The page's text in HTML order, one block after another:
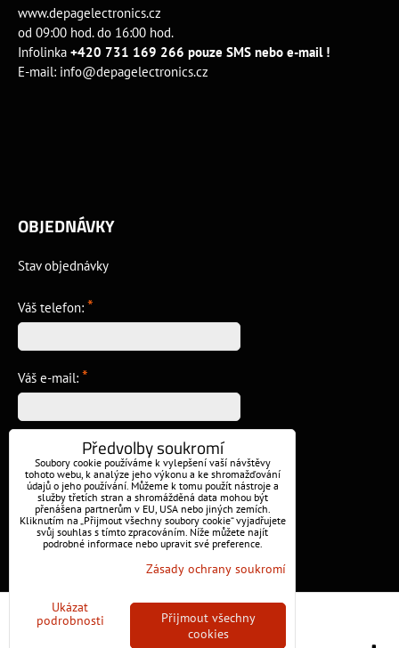
www.depagelectronics.cz
od 09:00 hod. do 16:00 hod.
Infolinka +420 731 169 266 pouze SMS nebo e-mail !
E-mail: info@depagelectronics.cz
OBJEDNÁVKY
Stav objednávky
Váš telefon: *
Váš e-mail: *
Předvolby soukromí Zásady ochrany soukromí
Předvolby soukromí
Soubory cookie používáme k vylepšení vaší návštěvy
tohoto webu, k analýze jeho výkonu a ke shromažďování
údajů o jeho používání. Můžeme k tomu použít nástroje a
služby třetích stran a shromážděná data mohou být
přenášena partnerům v EU, USA nebo jiných zemích.
Kliknutím na „Přijmout všechny soubory cookie“ vyjadřujete
svůj souhlas s tímto zpracováním. Níže můžete najít
podrobné informace nebo upravit své preference.
Zásady ochrany soukromí
Ukázat
podrobnosti
Přijmout všechny
cookies